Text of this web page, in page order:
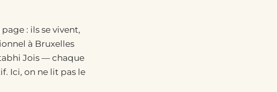
: ils se vivent,
à Bruxelles
Jois — chaque
Ici, on ne lit pas le